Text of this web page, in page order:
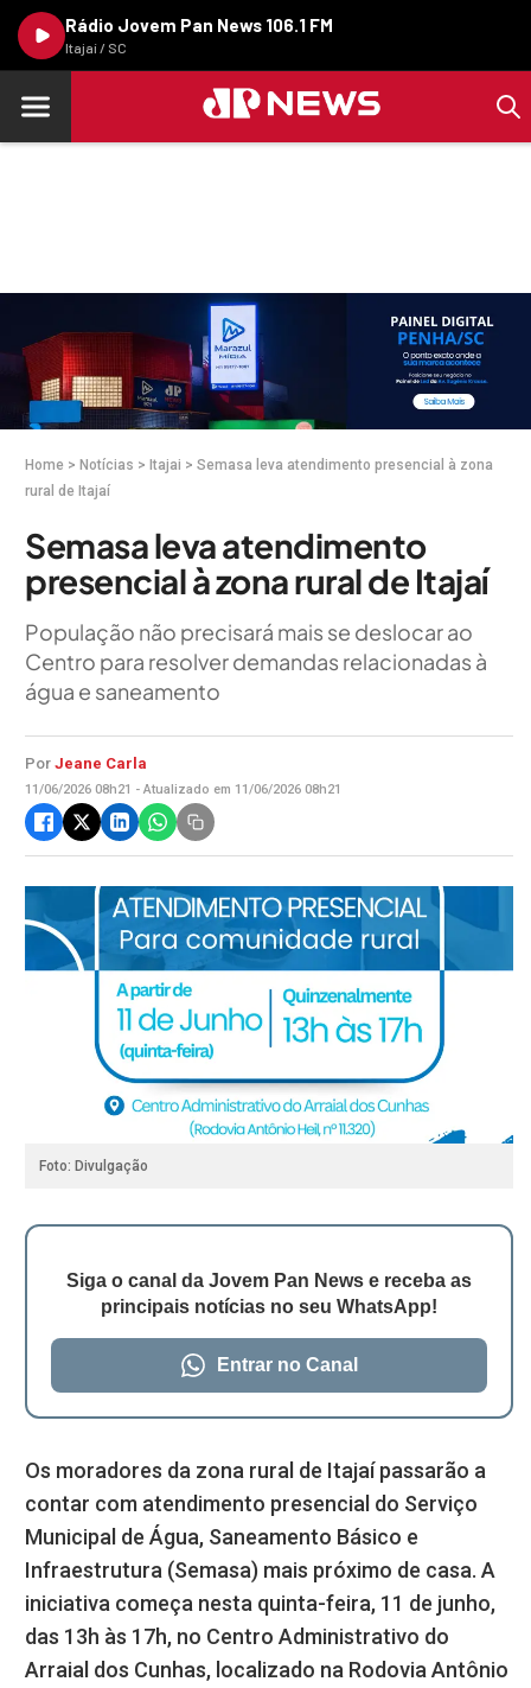
Rádio Jovem Pan News 106.1 FM
Itajaí / SC
Home > Notícias > Itajai > Semasa leva atendimento presencial à zona
rural de Itajaí
Semasa leva atendimento
presencial à zona rural de Itajaí
População não precisará mais se deslocar ao
Centro para resolver demandas relacionadas à
água e saneamento
Por Jeane Carla
11/06/2026 08h21 - Atualizado em 11/06/2026 08h21
Foto: Divulgação
Siga o canal da Jovem Pan News e receba as
principais notícias no seu WhatsApp!
Entrar no Canal
Os moradores da zona rural de Itajaí passarão a
contar com atendimento presencial do Serviço
Municipal de Água, Saneamento Básico e
Infraestrutura (Semasa) mais próximo de casa. A
iniciativa começa nesta quinta-feira, 11 de junho,
das 13h às 17h, no Centro Administrativo do
Arraial dos Cunhas, localizado na Rodovia Antônio